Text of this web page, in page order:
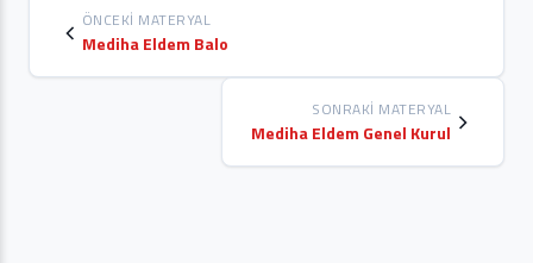
ÖNCEKI MATERYAL
Mediha Eldem Balo
SONRAKI MATERYAL
Mediha Eldem Genel Kurul